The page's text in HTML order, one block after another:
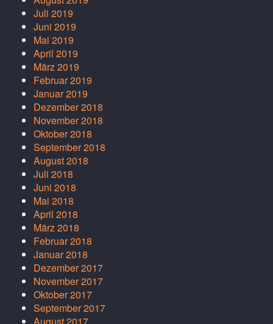
Juli 2019
Juni 2019
Mai 2019
April 2019
März 2019
Februar 2019
Januar 2019
Dezember 2018
November 2018
Oktober 2018
September 2018
August 2018
Juli 2018
Juni 2018
Mai 2018
April 2018
März 2018
Februar 2018
Januar 2018
Dezember 2017
November 2017
Oktober 2017
September 2017